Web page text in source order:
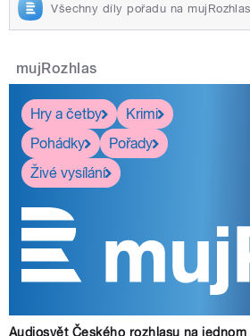
Všechny díly pořadu na mujRozhlas
mujRozhlas
Hry a četby
Krimi
Pohádky
Pořady
Živé vysílání
Audiosvět Českého rozhlasu na jednom